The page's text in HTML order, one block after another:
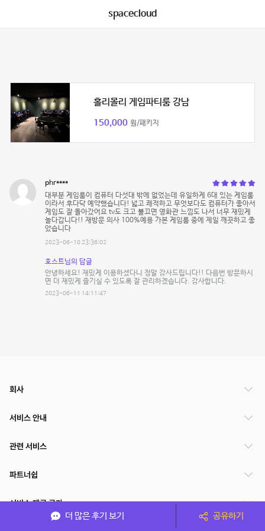
spacecloud
홀리몰리 게임파티룸 강남
150,000 원/패키지
phr****
대부분 게임룸이 컴퓨터 다섯대 밖에 없었는데 유일하게 6대 있는 게임룸
이라서 후다닥 예약했습니다! 넓고 쾌적하고 무엇보다도 컴퓨터가 좋아서
게임도 잘 돌아갔어요 tv도 크고 불끄면 영화관 느낌도 나서 너무 재밌게
놀다갑니다!! 재방문 의사 100%예용 가본 게임룸 중에 제일 깨끗하고 좋
았습니다
2023-06-10 23:36:02
호스트님의 답글
안녕하세요! 재밌게 이용하셨다니 정말 감사드립니다!! 다음번 방문하시
면 더 재밌게 즐기실 수 있도록 잘 관리하겠습니다. 감사합니다.
2023-06-11 14:11:47
더 많은 후기 보기 공유하기
회사
서비스 안내
관련 서비스
파트너쉽
서비스 제공 국가